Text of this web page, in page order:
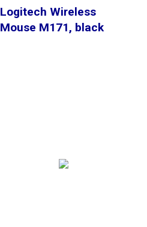
Logitech Wireless
Mouse M171, black